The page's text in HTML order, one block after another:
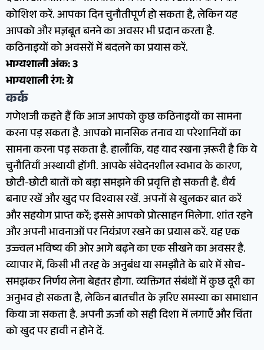
कोशिश करें. आपका दिन चुनौतीपूर्ण हो सकता है, लेकिन यह
आपको और मज़बूत बनने का अवसर भी प्रदान करता है.
कठिनाइयों को अवसरों में बदलने का प्रयास करें.
भाग्यशाली अंक: 3
भाग्यशाली रंग: ग्रे
कर्क
गणेशजी कहते हैं कि आज आपको कुछ कठिनाइयों का सामना
करना पड़ सकता है. आपको मानसिक तनाव या परेशानियों का
सामना करना पड़ सकता है. हालाँकि, यह याद रखना ज़रूरी है कि ये
चुनौतियाँ अस्थायी होंगी. आपके संवेदनशील स्वभाव के कारण,
छोटी-छोटी बातों को बड़ा समझने की प्रवृत्ति हो सकती है. धैर्य
बनाए रखें और खुद पर विश्वास रखें. अपनों से खुलकर बात करें
और सहयोग प्राप्त करें; इससे आपको प्रोत्साहन मिलेगा. शांत रहने
और अपनी भावनाओं पर नियंत्रण रखने का प्रयास करें. यह एक
उज्ज्वल भविष्य की ओर आगे बढ़ने का एक सीखने का अवसर है.
व्यापार में, किसी भी तरह के अनुबंध या समझौते के बारे में सोच-
समझकर निर्णय लेना बेहतर होगा. व्यक्तिगत संबंधों में कुछ दूरी का
अनुभव हो सकता है, लेकिन बातचीत के ज़रिए समस्या का समाधान
किया जा सकता है. अपनी ऊर्जा को सही दिशा में लगाएँ और चिंता
को खुद पर हावी न होने दें.